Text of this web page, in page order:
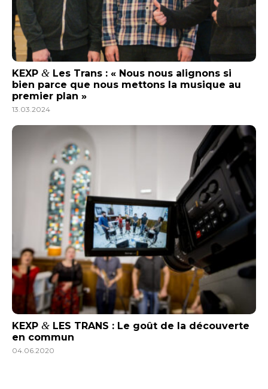
KEXP & Les Trans : « Nous nous alignons si
bien parce que nous mettons la musique au
premier plan »
13.03.2024
KEXP & LES TRANS : Le goût de la découverte
en commun
04.06.2020